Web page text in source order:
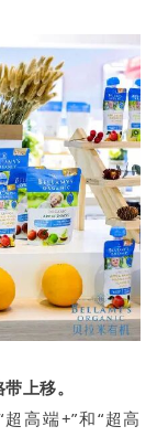
上移。
高端+”和“超高